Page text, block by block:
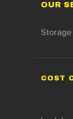
OUR
Storage
COST